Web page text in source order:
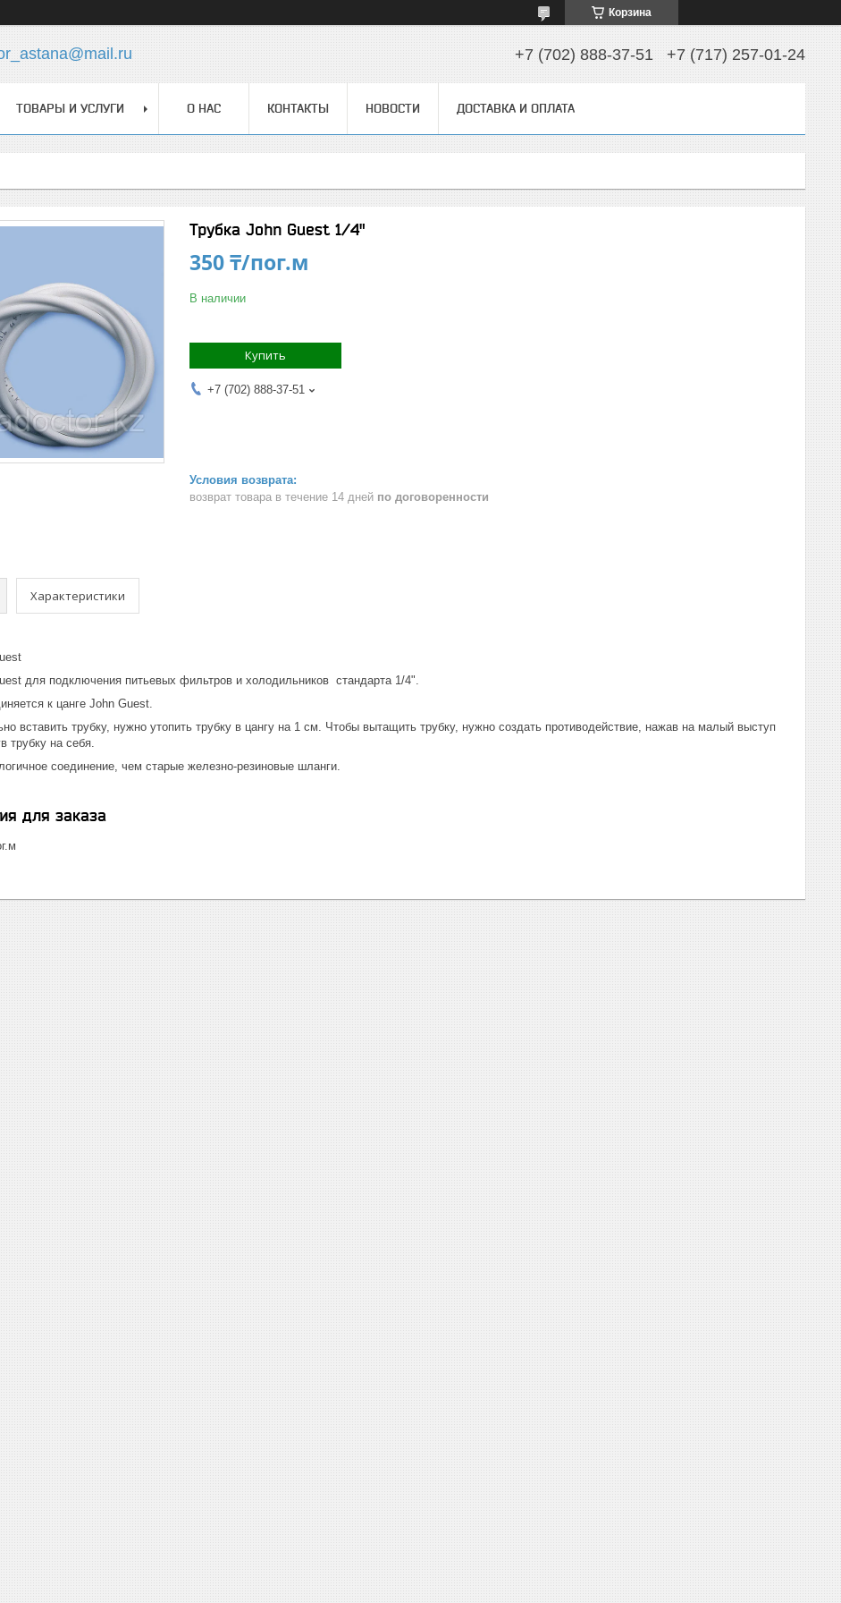
Корзина
+7 (702) 888-37-51 +7 (717) 257-01-24
ТОВАРЫ И УСЛУГИ О НАС КОНТАКТЫ НОВОСТИ ДОСТАВКА И ОПЛАТА
Трубка John Guest 1/4"
350 ₸/пог.м
В наличии
Купить
+7 (702) 888-37-51
возврат товара в течение 14 дней по договоренности
Характеристики
для подключения питьевых фильтров и холодильников стандарта 1/4".
к цанге John Guest.
вставить трубку, нужно утопить трубку в цангу на 1 см. Чтобы вытащить трубку, нужно создать противодействие, нажав на малый выступ
трубку на себя.
соединение, чем старые железно-резиновые шланги.
для заказа